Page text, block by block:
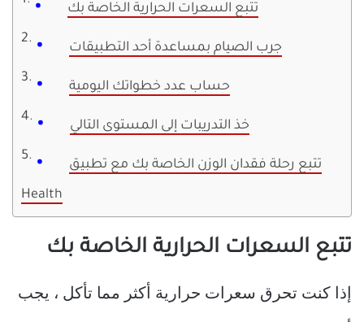
تتبع السعرات الحرارية الخاصة بك
جرب الصيام بمساعدة أحد التطبيقات
حساب عدد خطواتك اليومية
خذ التدريبات إلى المستوى التالي
تتبع رحلة فقدان الوزن الخاصة بك مع تطبيق
Health
تتبع السعرات الحرارية الخاصة بك
إذا كنت تحرق سعرات حرارية أكثر مما تأكل ، يجب